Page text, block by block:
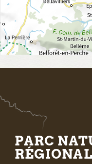
PARC